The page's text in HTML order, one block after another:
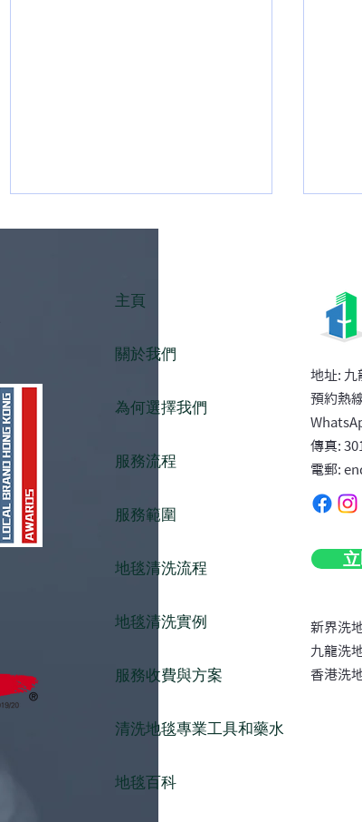
辦
毯
主頁
關於我們
為何選擇我們
服務流程
服務範圍
地毯清洗流程
地毯清洗實例
服務收費與方案
清洗地毯專業工具和藥水
地毯百科
地址: 九
預約熱
傳真: 30
電郵:
新界洗
九龍洗
香港洗